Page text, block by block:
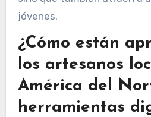
jóvenes.
¿Cómo están
los artesanos
América del
herramientas